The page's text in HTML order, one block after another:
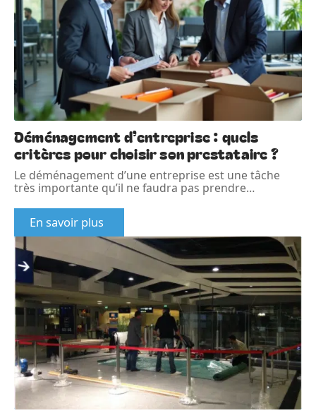
Déménagement d’entreprise : quels
critères pour choisir son prestataire ?
Le déménagement d’une entreprise est une tâche
très importante qu’il ne faudra pas prendre…
En savoir plus